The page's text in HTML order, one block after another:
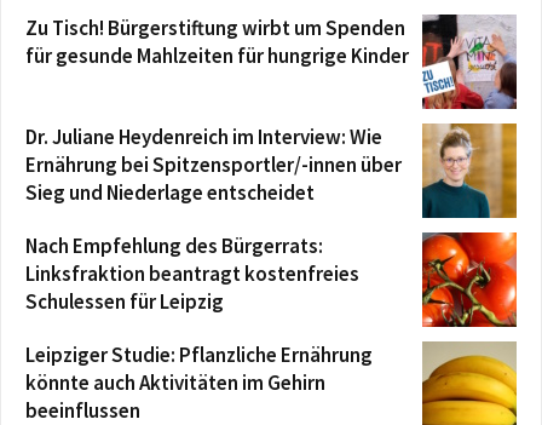
Zu Tisch! Bürgerstiftung wirbt um Spenden
für gesunde Mahlzeiten für hungrige Kinder
Dr. Juliane Heydenreich im Interview: Wie
Ernährung bei Spitzensportler/-innen über
Sieg und Niederlage entscheidet
Nach Empfehlung des Bürgerrats:
Linksfraktion beantragt kostenfreies
Schulessen für Leipzig
Leipziger Studie: Pflanzliche Ernährung
könnte auch Aktivitäten im Gehirn
beeinflussen